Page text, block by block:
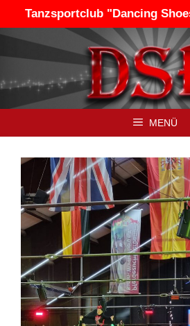
springen
Tanzsportclub "Dancing
MENÜ